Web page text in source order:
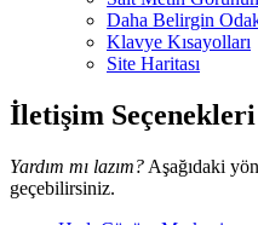
Daha Belirgin
Klavye Kısayolları
Site Haritası
İletişim Seçenekleri
Yardım mı lazım? Aşağıdaki
geçebilirsiniz.